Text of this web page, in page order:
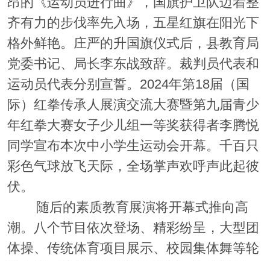
齐有力的步伐率先入场，五星红旗在阳光下
格外鲜艳。庄严的升国旗仪式后，县教育局
党委书记、局长李东战致辞。裁判员代表和
运动员代表分别宣誓。2024年第18届（国
际）红拳传承人展演交流大赛暨第九届青少
年红拳大赛女子少儿组一等奖获得者李腾悦
同学宣布本次中小学生运动会开幕。千百只
彩色气球放飞天际，全场掌声欢呼声此起彼
伏。
随后的素质教育展演将开幕式推向高
潮。八个节目依次登场、精彩纷呈，大型团
体操、传统体育项目展示、校园集体舞等轮